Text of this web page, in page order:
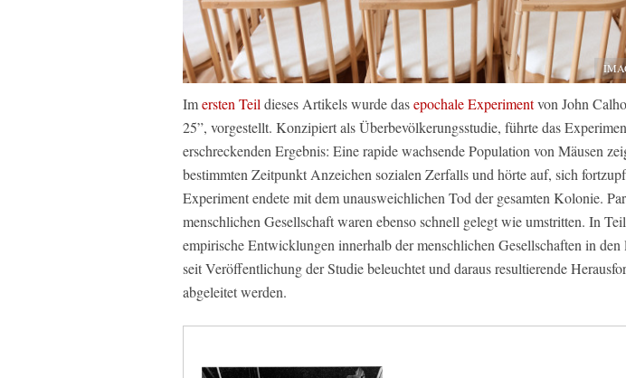
Imersten Teil dieses Artikels wurde dasepochale Experimentvon John
25”, vorgestellt. Konzipiert als Überbevölkerungsstudie, führte das
erschreckenden Ergebnis: Eine rapide wachsende Population von Mäusen
bestimmten Zeitpunkt Anzeichen sozialen Zerfalls und hörte auf, sich
Experiment endete mit dem unausweichlichen Tod der gesamten Kolonie.
menschlichen Gesellschaft waren ebenso schnell gelegt wie umstritten. In
empirische Entwicklungen innerhalb der menschlichen Gesellschaften in den
seit Veröffentlichung der Studie beleuchtet und daraus resultierende
abgeleitet werden.